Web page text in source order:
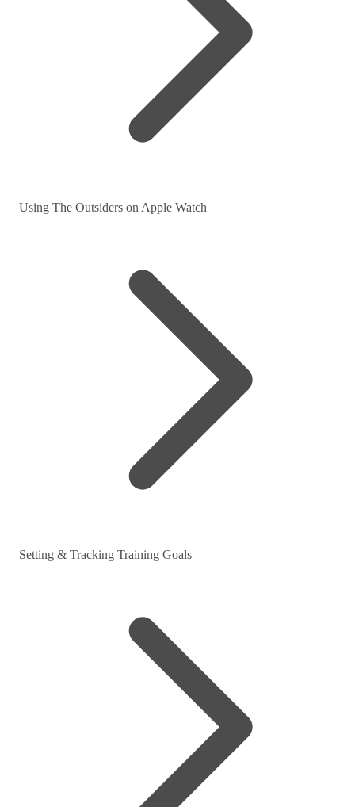
Using The Outsiders on Apple Watch
Setting & Tracking Training Goals